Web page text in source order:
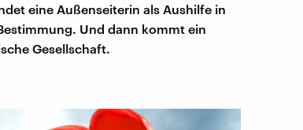
eine Außenseiterin als Aushilfe in
Und dann kommt ein
Gesellschaft.